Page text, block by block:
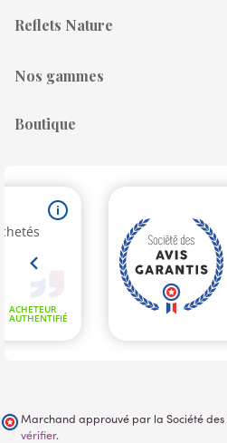
Reflets Nature
Nos gammes
Boutique
Marchand approuvé par la Société des
vérifier.